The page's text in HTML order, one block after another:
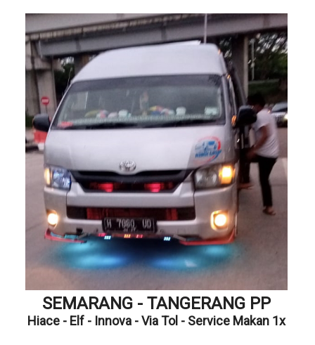
SEMARANG - TANGERANG PP
Hiace - Elf - Innova - Via Tol - Service Makan 1x